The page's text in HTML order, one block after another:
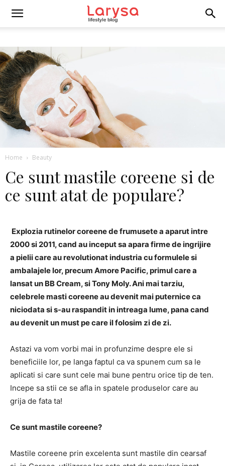
Home Beauty
Ce sunt mastile coreene si de
ce sunt atat de populare?
Explozia rutinelor coreene de frumusete a aparut intre
2000 si 2011, cand au inceput sa apara firme de ingrijire
a pielii care au revolutionat industria cu formulele si
ambalajele lor, precum Amore Pacific, primul care a
lansat un BB Cream, si Tony Moly. Ani mai tarziu,
celebrele masti coreene au devenit mai puternice ca
niciodata si s-au raspandit in intreaga lume, pana cand
au devenit un must pe care il folosim zi de zi.
Astazi va vom vorbi mai in profunzime despre ele si
beneficiile lor, pe langa faptul ca va spunem cum sa le
aplicati si care sunt cele mai bune pentru orice tip de ten.
Incepe sa stii ce se afla in spatele produselor care au
grija de fata ta!
Ce sunt mastile coreene?
Mastile coreene prin excelenta sunt mastile din cearsaf